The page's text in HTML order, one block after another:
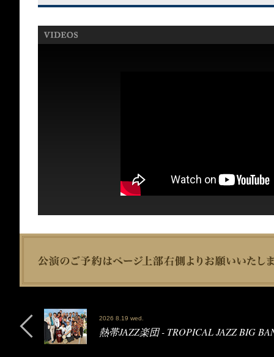
2026 8.19 wed.
熱帯JAZZ楽団 - TROPICAL JAZZ BIG